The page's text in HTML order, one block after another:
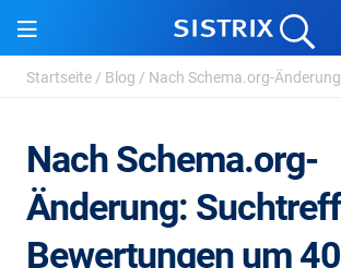
Startseite / Blog / Nach Schema.org-Änderung:
Nach Schema.org-
Änderung:
Bewertungen um